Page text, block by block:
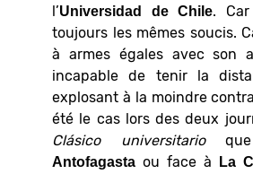
l’Universidad de Chile. Car
toujours les mêmes soucis.
à armes égales avec son
incapable de tenir la
explosant à la moindre
été le cas lors des deux
Clásico universitario
Antofagasta ou face à La